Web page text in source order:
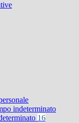
indeterminato
16